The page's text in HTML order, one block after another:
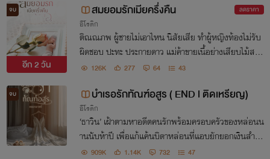
จบ
อีก2 วัน
สมยอมรักเมียครึ่งคืน ลดราคา
อีโรติก
ติณณภพ ผู้ชายไม่เอาไหน นิสัยเสีย ทำผู้หญิงท้องไม่รับ
ผิดชอบ ปะทะ ประกายดาว แม่ค้าขายเนื้อย่างเสียบไม้สาย
สตรอง
126K 277 64 43
จบ บำเรอรักทัณฑ์อสูร ( END l ติดเหรียญ)
อีโรติก
‘ธาวิน’ เฝ้าตามหาอดีตคนรักพร้อมครอบครัวของหล่อนน
านนับห้าปี เพื่อแก้แค้นบิดาหล่อนที่แอบยักยอกเงินสำนั
กงาน ทันทีที่เจอ เขาร้ายใส่สารพัด ร้าย... จนหัวใจของ
909K 1.14K 732 47